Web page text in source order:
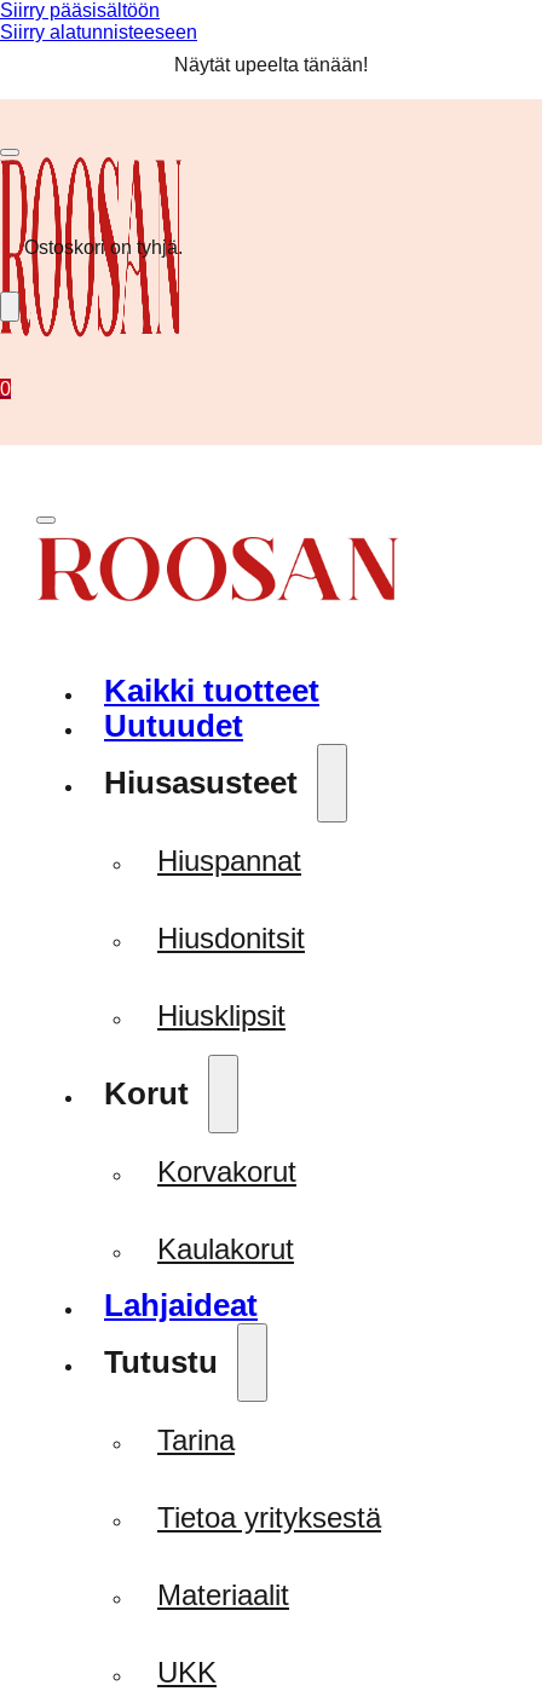
Siirry pääsisältöön
Siirry alatunnisteeseenIlmainen toimitus yli 80 € tilauksiin! ❤️
Näytät upeelta tänään!
0
Ostoskori on tyhjä.
Kaikki tuotteet
Uutuudet
Hiusasusteet
Hiuspannat
Hiusdonitsit
Hiusklipsit
Korut
Korvakorut
Kaulakorut
Lahjaideat
Tutustu
Tarina
Tietoa yrityksestä
Materiaalit
UKK